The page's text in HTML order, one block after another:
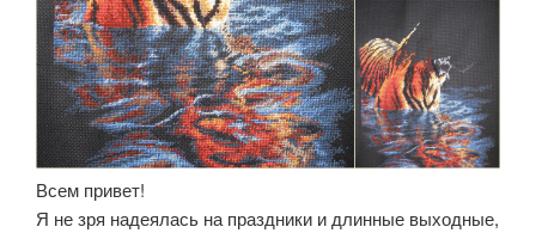
Всем привет!
Я не зря надеялась на праздники и длинные выходные,